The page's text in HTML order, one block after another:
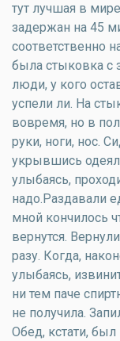
тут лучшая в
задержан на 45
соответственно
была стыковка с
люди, у кого
успели ли. На
вовремя, но в
руки, ноги, нос.
укрывшись
улыбаясь,
надо.Раздавали
мной кончилось
вернутся.
разу. Когда,
улыбаясь,
ни тем паче
не получила.
Обед, кстати,